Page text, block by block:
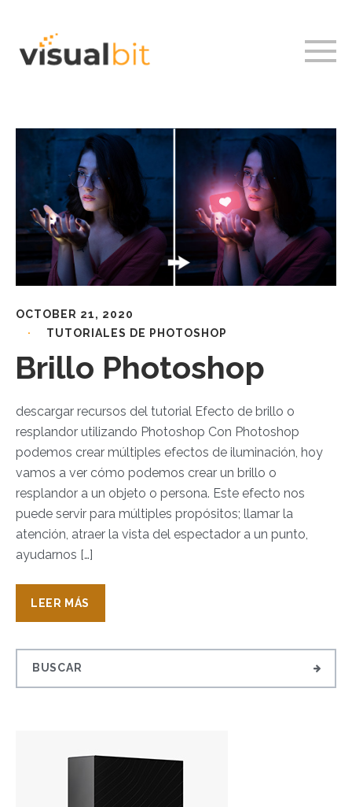
OCTOBER 21, 2020
TUTORIALES DE PHOTOSHOP
Brillo Photoshop
descargar recursos del tutorial Efecto de brillo o
resplandor utilizando Photoshop Con Photoshop
podemos crear múltiples efectos de iluminación, hoy
vamos a ver cómo podemos crear un brillo o
resplandor a un objeto o persona. Este efecto nos
puede servir para múltiples propósitos; llamar la
atención, atraer la vista del espectador a un punto,
ayudarnos […]
LEER MÁS